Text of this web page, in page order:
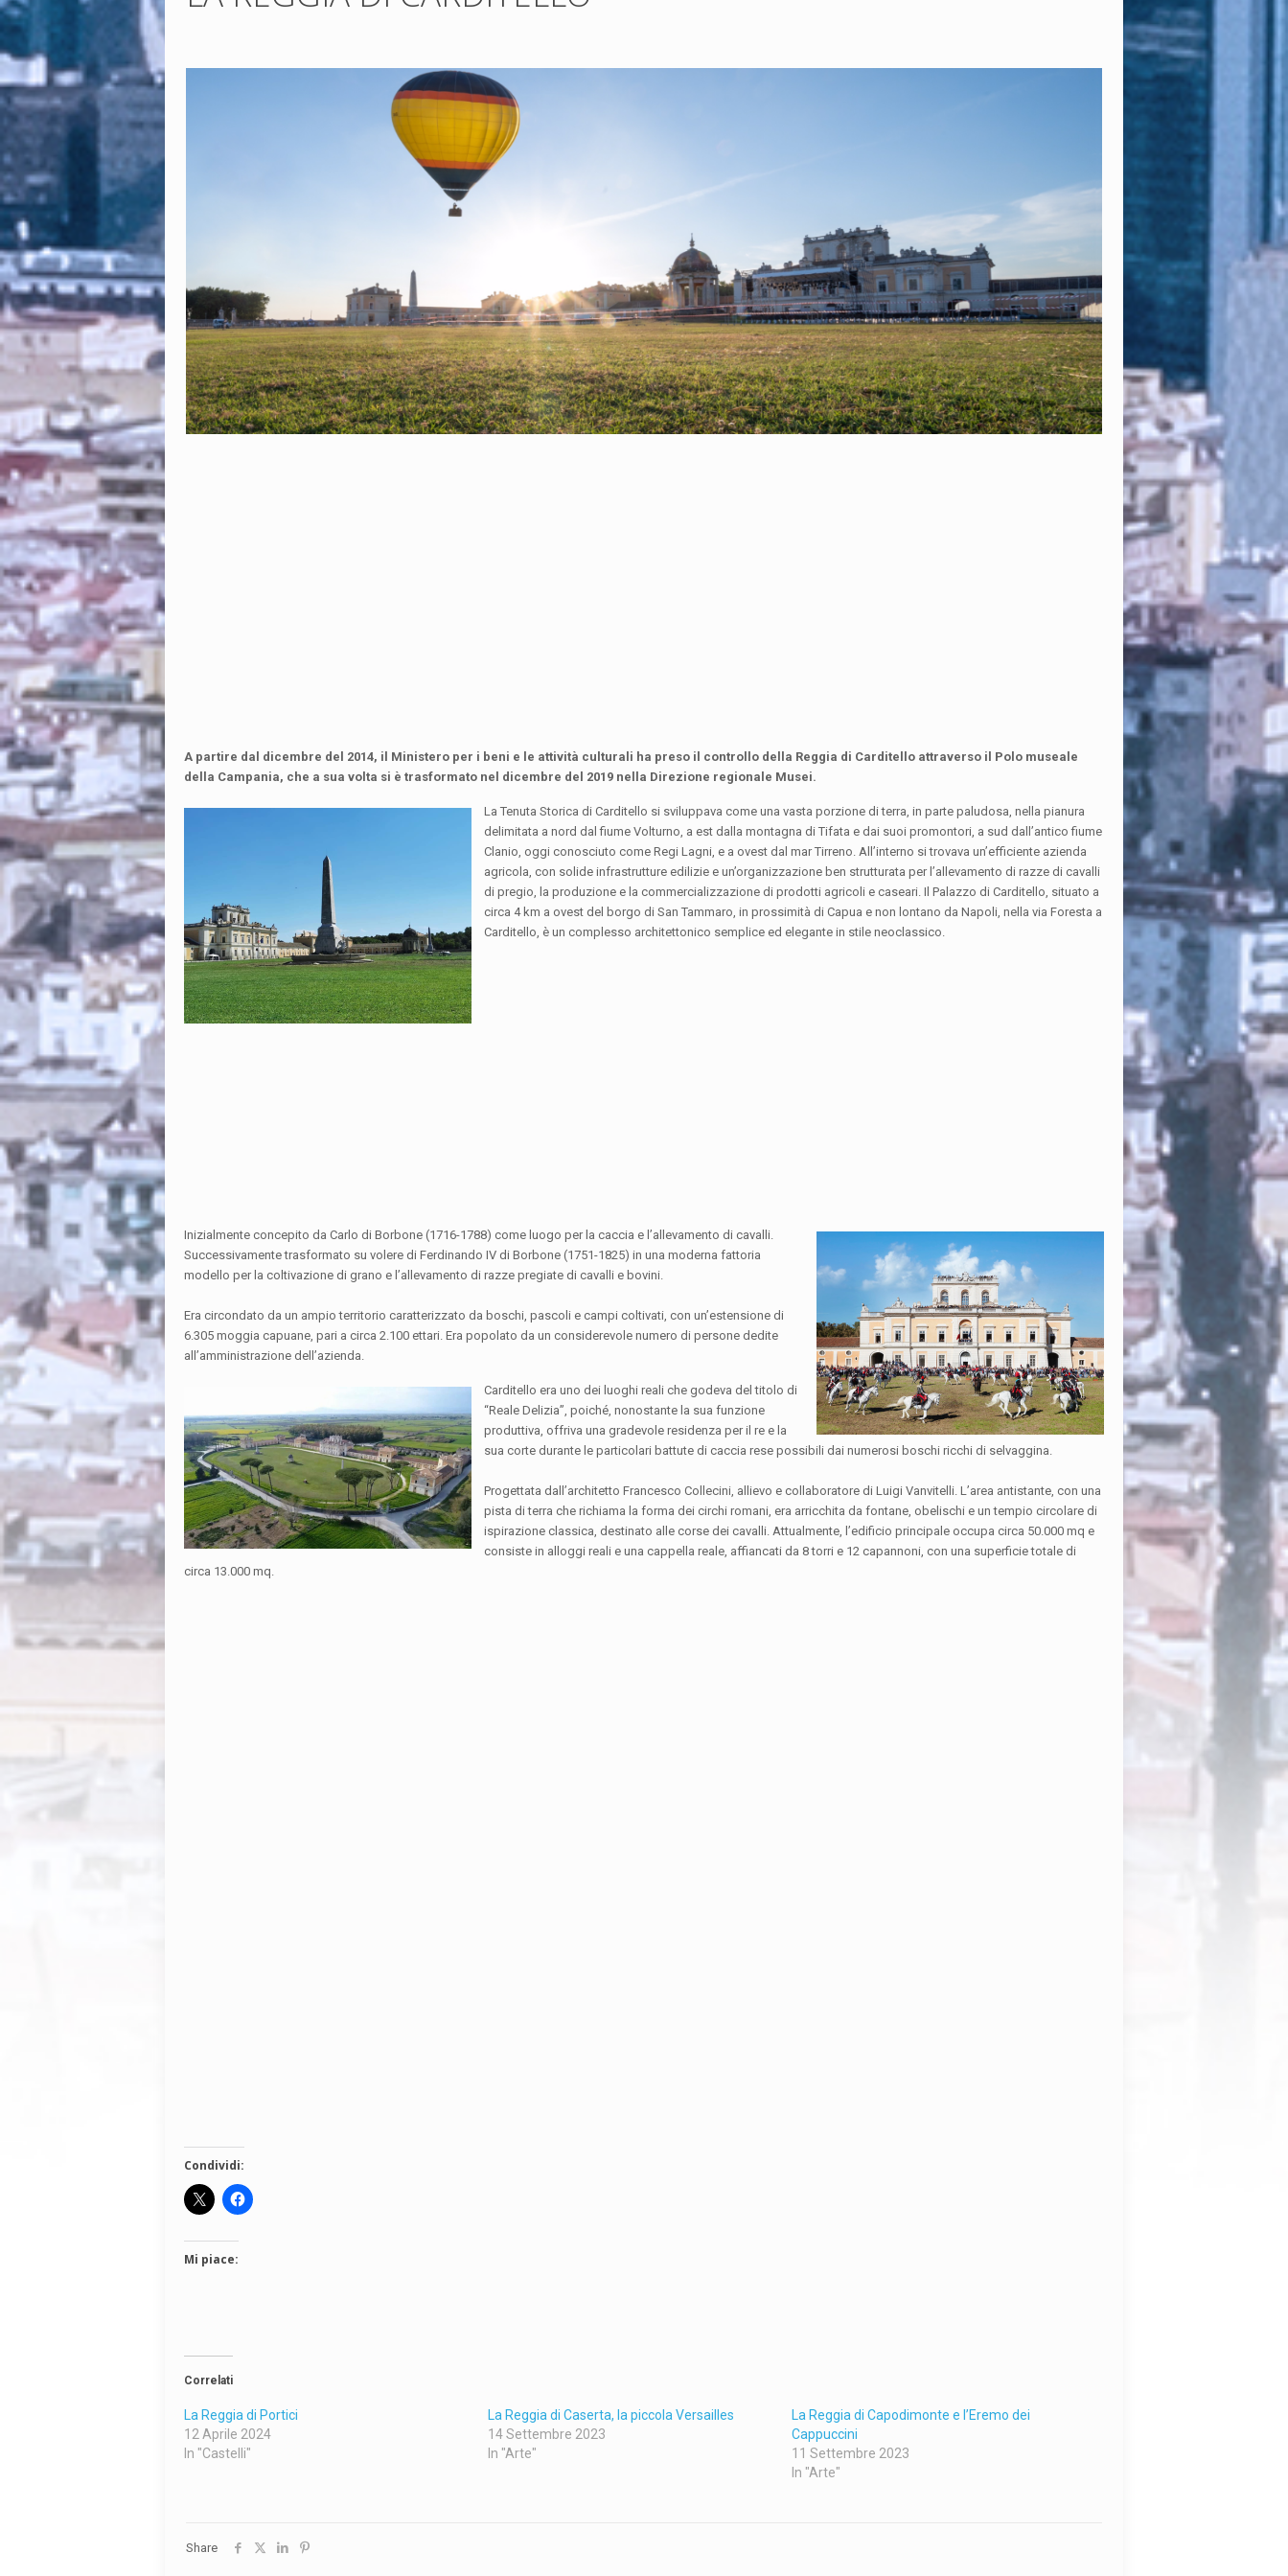
A partire dal dicembre del 2014, il Ministero per i beni e le attività culturali ha preso il controllo della Reggia di Carditello attraverso il Polo museale
della Campania, che a sua volta si è trasformato nel dicembre del 2019 nella Direzione regionale Musei.
La Tenuta Storica di Carditello si sviluppava come una vasta porzione di terra, in parte paludosa, nella pianura
delimitata a nord dal fiume Volturno, a est dalla montagna di Tifata e dai suoi promontori, a sud dall’antico fiume
Clanio, oggi conosciuto come Regi Lagni, e a ovest dal mar Tirreno. All’interno si trovava un’efficiente azienda
agricola, con solide infrastrutture edilizie e un’organizzazione ben strutturata per l’allevamento di razze di cavalli
di pregio, la produzione e la commercializzazione di prodotti agricoli e caseari. Il Palazzo di Carditello, situato a
circa 4 km a ovest del borgo di San Tammaro, in prossimità di Capua e non lontano da Napoli, nella via Foresta a
Carditello, è un complesso architettonico semplice ed elegante in stile neoclassico.
Inizialmente concepito da Carlo di Borbone (1716-1788) come luogo per la caccia e l’allevamento di cavalli.
Successivamente trasformato su volere di Ferdinando IV di Borbone (1751-1825) in una moderna fattoria
modello per la coltivazione di grano e l’allevamento di razze pregiate di cavalli e bovini.
Era circondato da un ampio territorio caratterizzato da boschi, pascoli e campi coltivati, con un’estensione di
6.305 moggia capuane, pari a circa 2.100 ettari. Era popolato da un considerevole numero di persone dedite
all’amministrazione dell’azienda.
Carditello era uno dei luoghi reali che godeva del titolo di
“Reale Delizia”, poiché, nonostante la sua funzione
produttiva, offriva una gradevole residenza per il re e la
sua corte durante le particolari battute di caccia rese possibili dai numerosi boschi ricchi di selvaggina.
Progettata dall’architetto Francesco Collecini, allievo e collaboratore di Luigi Vanvitelli. L’area antistante, con una
pista di terra che richiama la forma dei circhi romani, era arricchita da fontane, obelischi e un tempio circolare di
ispirazione classica, destinato alle corse dei cavalli. Attualmente, l’edificio principale occupa circa 50.000 mq e
consiste in alloggi reali e una cappella reale, affiancati da 8 torri e 12 capannoni, con una superficie totale di
circa 13.000 mq.
Condividi:
Mi piace:
Correlati
La Reggia di Portici
12 Aprile 2024
In "Castelli"
La Reggia di Caserta, la piccola Versailles
14 Settembre 2023
In "Arte"
La Reggia di Capodimonte e l’Eremo dei
Cappuccini
11 Settembre 2023
In "Arte"
Share